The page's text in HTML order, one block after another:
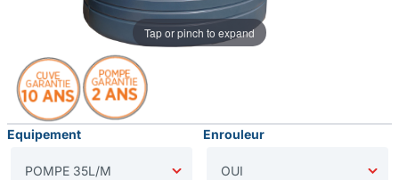
Tap or pinch to expand
Equipement Enrouleur